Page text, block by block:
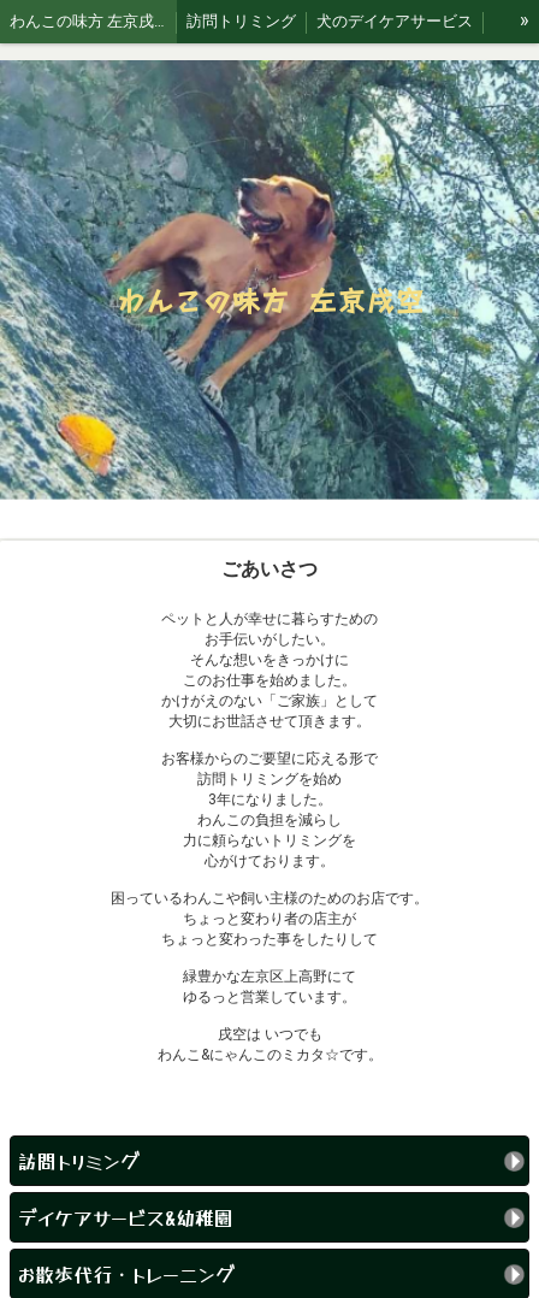
わんこの味方 左京戌空です。 訪問トリミング 犬のデイケアサービス
お散歩代行 犬猫 訪問シッティングサービス Blog 犬と空
»
わんこの味方 左京戌空
ごあいさつ
ペットと人が幸せに暮らすための
お手伝いがしたい。
そんな想いをきっかけに
このお仕事を始めました。
かけがえのない「ご家族」として
大切にお世話させて頂きます。
お客様からのご要望に応える形で
訪問トリミングを始め
3年になりました。
わんこの負担を減らし
力に頼らないトリミングを
心がけております。
困っているわんこや飼い主様のためのお店です。
ちょっと変わり者の店主が
ちょっと変わった事をしたりして
緑豊かな左京区上高野にて
ゆるっと営業しています。
戌空は いつでも
わんこ&にゃんこのミカタ☆です。
訪問トリミング
デイケアサービス&幼稚園
お散歩代行・トレーニング